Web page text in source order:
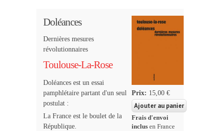
Doléances
Dernières mesures
révolutionnaires
Toulouse-La-Rose
Doléances est un essai
pamphlétaire partant d'un seul
postulat :
La France est le boulet de la
République.
Prix: 15,00 €
Frais d'envoi
inclus en France